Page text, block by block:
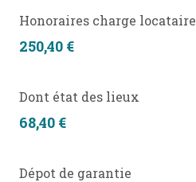
Honoraires charge locataire
250,40 €
Dont état des lieux
68,40 €
Dépot de garantie